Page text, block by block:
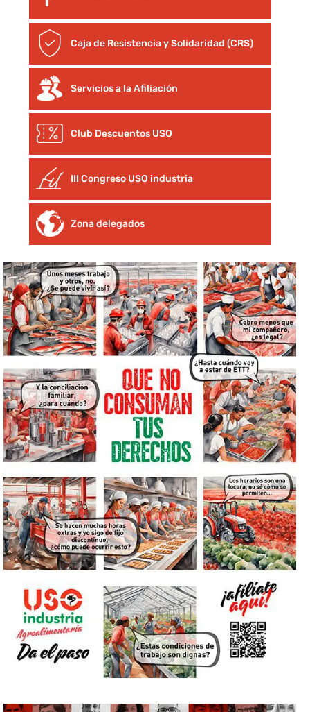
Caja de Resistencia y Solidaridad (CRS)
Servicios a la Afiliación
Club Descuentos USO
III Congreso USO industria
Zona delegados